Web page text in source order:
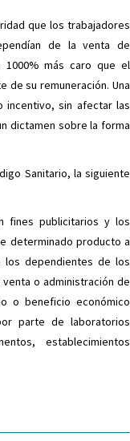
que los trabajadores
de la venta de
más caro que el
de su remuneración. Una
sin afectar las
dictamen sobre la forma
Sanitario, la siguiente
fines publicitarios y los
determinado producto a
los dependientes de los
o administración de
o beneficio económico
parte de laboratorios
establecimientos